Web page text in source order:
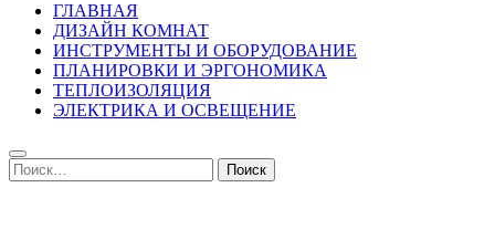
ГЛАВНАЯ
ДИЗАЙН КОМНАТ
ИНСТРУМЕНТЫ И ОБОРУДОВАНИЕ
ПЛАНИРОВКИ И ЭРГОНОМИКА
ТЕПЛОИЗОЛЯЦИЯ
ЭЛЕКТРИКА И ОСВЕЩЕНИЕ
Найти: